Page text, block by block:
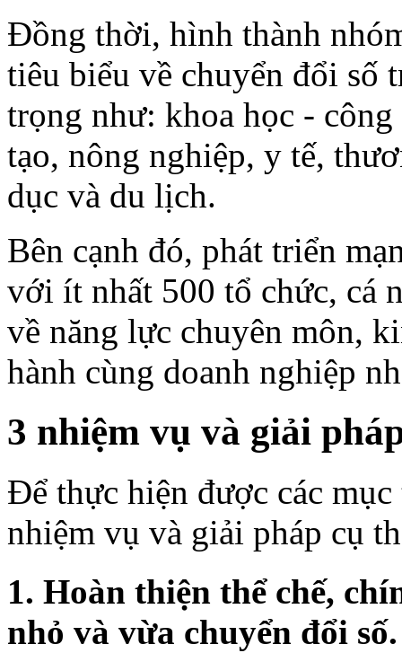
Đồng thời, hình thành
tiêu biểu về chuyển đổi số
trọng như: khoa học -
tạo, nông nghiệp, y tế,
dục và du lịch.
Bên cạnh đó, phát triển
với ít nhất 500 tổ chức, cá
về năng lực chuyên môn,
hành cùng doanh nghiệp
3 nhiệm vụ và giải
Để thực hiện được các
nhiệm vụ và giải pháp cụ
1. Hoàn thiện thể chế,
nhỏ và vừa chuyển đổi